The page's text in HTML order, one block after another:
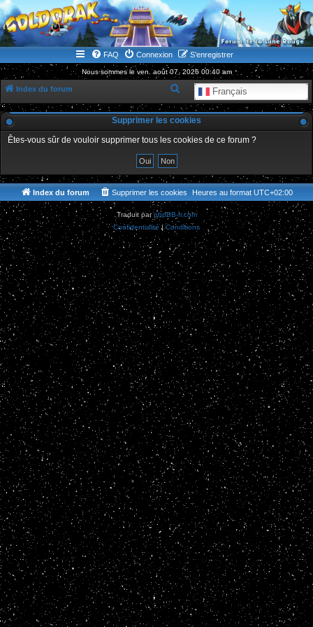
WWW.GOLDORAKGO.COM
le site de la Lune Rouge
FAQ Connexion S’enregistrer
Nous sommes le ven. août 07, 2026 00:40 am
Index du forum Français
e
c
h
h
e
r
Supprimer les cookies
Êtes-vous sûr de vouloir supprimer tous les cookies de ce forum ?
Index du forum Heures au format UTC+02:00
Supprimer les cookies
Traduit parphpBB-fr.com
Confidentialité|Conditions